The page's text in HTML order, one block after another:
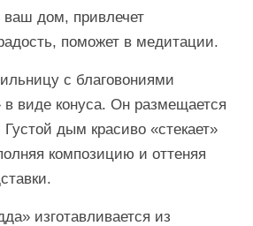
ваш дом, привлечет
поможет в медитации.
с благовониями
виде конуса. Он размещается
дым красиво «стекает»
композицию и оттеняя
изготавливается из